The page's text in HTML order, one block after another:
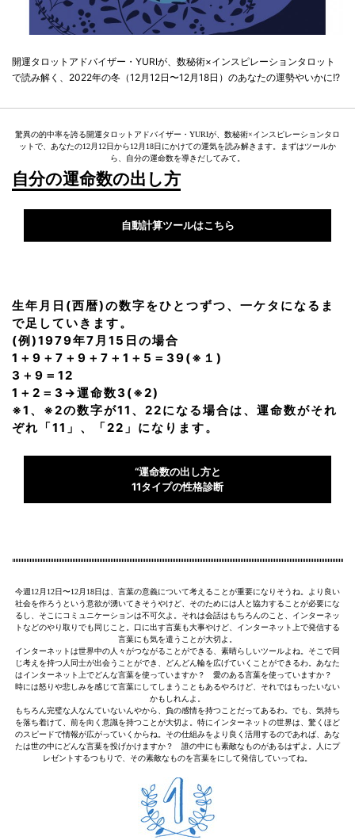
開運タロットアドバイザー・YURIが、数秘術×インスピレーションタロット
で読み解く、2022年の冬（12月12日〜12月18日）のあなたの運勢やいかに!?
驚異の的中率を誇る開運タロットアドバイザー・YURIが、数秘術×インスピレーションタロ
ットで、あなたの12月12日から12月18日にかけての運気を読み解きます。まずはツールか
ら、自分の運命数を導きだしてみて。
自分の運命数の出し方
自動計算ツールはこちら
生年月日(西暦)の数字をひとつずつ、一ケタになるま
で足していきます。
(例)1979年7月15日の場合
1＋9＋7＋9＋7＋1＋5＝39(※１)
3＋9＝12
1＋2＝3→運命数3(※2)
※1、※2の数字が11、22になる場合は、運命数がそれ
ぞれ「11」、「22」になります。
“運命数の出し方と
11タイプの性格診断
今週12月12日〜12月18日は、言葉の意義について考えることが重要になりそうね。より良い
社会を作ろうという意欲が湧いてきそうやけど、そのためには人と協力することが必要にな
るし、そこにコミュニケーションは不可欠よ。それは会話はもちろんのこと、インターネッ
トなどのやり取りでも同じこと。口に出す言葉も大事やけど、インターネット上で発信する
言葉にも気を遣うことが大切よ。
インターネットは世界中の人々がつながることができる、素晴らしいツールよね。そこで同
じ考えを持つ人同士が出会うことができ、どんどん輪を広げていくことができるわ。あなた
はインターネット上でどんな言葉を使っていますか？ 愛のある言葉を使っていますか？
時には怒りや悲しみを感じて言葉にしてしまうこともあるやろけど、それではもったいない
かもしれんよ。
もちろん完璧な人なんていないんやから、負の感情を持つことだってあるわ。でも、気持ち
を落ち着けて、前を向く意識を持つことが大切よ。特にインターネットの世界は、驚くほど
のスピードで情報が広がっていくからね。その仕組みをより良く活用するのであれば、あな
たは世の中にどんな言葉を投げかけますか？ 誰の中にも素敵なものがあるはずよ。人にプ
レゼントするつもりで、その素敵なものを言葉をにして発信していってね。